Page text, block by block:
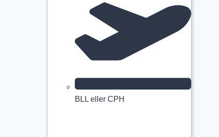
BLL eller CPH